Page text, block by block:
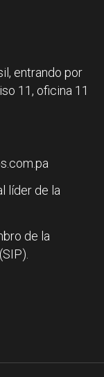
entrando por
11, oficina 11
líder de la
de la